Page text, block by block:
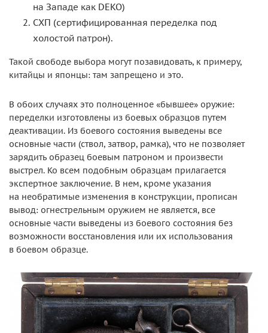
на Западе как DEKO)
СХП (сертифицированная переделка под
холостой патрон).
Такой свободе выбора могут позавидовать, к примеру,
китайцы и японцы: там запрещено и это.
В обоих случаях это полноценное «бывшее» оружие:
переделки изготовлены из боевых образцов путем
деактивации. Из боевого состояния выведены все
основные части (ствол, затвор, рамка), что не позволяет
зарядить образец боевым патроном и произвести
выстрел. Ко всем подобным образцам прилагается
экспертное заключение. В нем, кроме указания
на необратимые изменения в конструкции, прописан
вывод: огнестрельным оружием не является, все
основные части выведены из боевого состояния без
возможности восстановления или их использования
в боевом образце.